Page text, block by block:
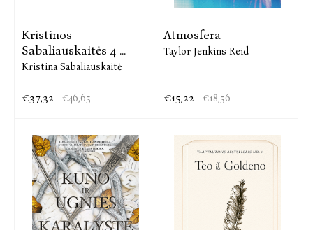
Kristinos
Sabaliauskaitės 4 ...
Kristina Sabaliauskaitė
€37,32 €46,65
Atmosfera
Taylor Jenkins Reid
€15,22 €18,56